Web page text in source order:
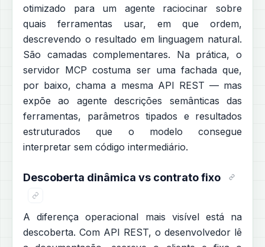
otimizado para um agente raciocinar sobre
quais ferramentas usar, em que ordem,
descrevendo o resultado em linguagem natural.
São camadas complementares. Na prática, o
servidor MCP costuma ser uma fachada que,
por baixo, chama a mesma API REST — mas
expõe ao agente descrições semânticas das
ferramentas, parâmetros tipados e resultados
estruturados que o modelo consegue
interpretar sem código intermediário.
Descoberta dinâmica vs contrato fixo
A diferença operacional mais visível está na
descoberta. Com API REST, o desenvolvedor lê